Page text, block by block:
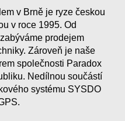
v Brně je ryze českou
v roce 1995. Od
prodejem
Zároveň je naše
společnosti Paradox
Nedílnou součástí
systému SYSDO